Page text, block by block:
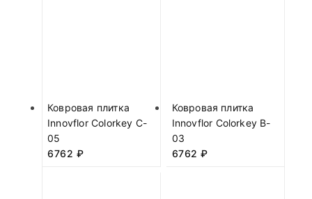
Ковровая плитка
Innovflor Colorkey C-
05
6762 ₽
Ковровая плитка
Innovflor Colorkey B-
03
6762 ₽